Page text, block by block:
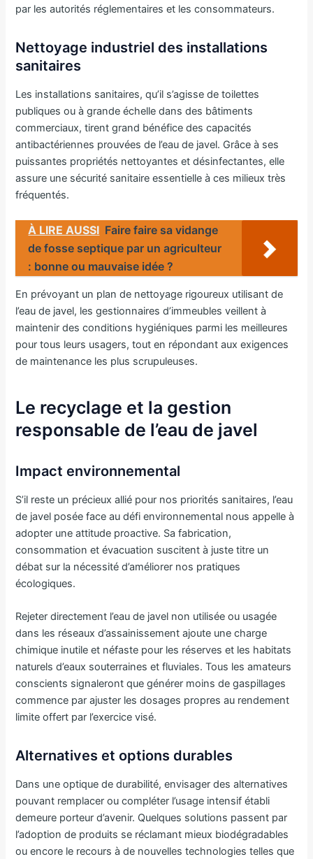
par les autorités réglementaires et les consommateurs.
Nettoyage industriel des installations
sanitaires
Les installations sanitaires, qu’il s’agisse de toilettes
publiques ou à grande échelle dans des bâtiments
commerciaux, tirent grand bénéfice des capacités
antibactériennes prouvées de l’eau de javel. Grâce à ses
puissantes propriétés nettoyantes et désinfectantes, elle
assure une sécurité sanitaire essentielle à ces milieux très
fréquentés.
À LIRE AUSSI Faire faire sa vidange
de fosse septique par un agriculteur
: bonne ou mauvaise idée ?
En prévoyant un plan de nettoyage rigoureux utilisant de
l’eau de javel, les gestionnaires d’immeubles veillent à
maintenir des conditions hygiéniques parmi les meilleures
pour tous leurs usagers, tout en répondant aux exigences
de maintenance les plus scrupuleuses.
Le recyclage et la gestion
responsable de l’eau de javel
Impact environnemental
S’il reste un précieux allié pour nos priorités sanitaires, l’eau
de javel posée face au défi environnemental nous appelle à
adopter une attitude proactive. Sa fabrication,
consommation et évacuation suscitent à juste titre un
débat sur la nécessité d’améliorer nos pratiques
écologiques.
Rejeter directement l’eau de javel non utilisée ou usagée
dans les réseaux d’assainissement ajoute une charge
chimique inutile et néfaste pour les réserves et les habitats
naturels d’eaux souterraines et fluviales. Tous les amateurs
conscients signaleront que générer moins de gaspillages
commence par ajuster les dosages propres au rendement
limite offert par l’exercice visé.
Alternatives et options durables
Dans une optique de durabilité, envisager des alternatives
pouvant remplacer ou compléter l’usage intensif établi
demeure porteur d’avenir. Quelques solutions passent par
l’adoption de produits se réclamant mieux biodégradables
ou encore le recours à de nouvelles technologies telles que